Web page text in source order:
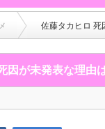
佐藤タカヒロ 死
因が未発表な理由